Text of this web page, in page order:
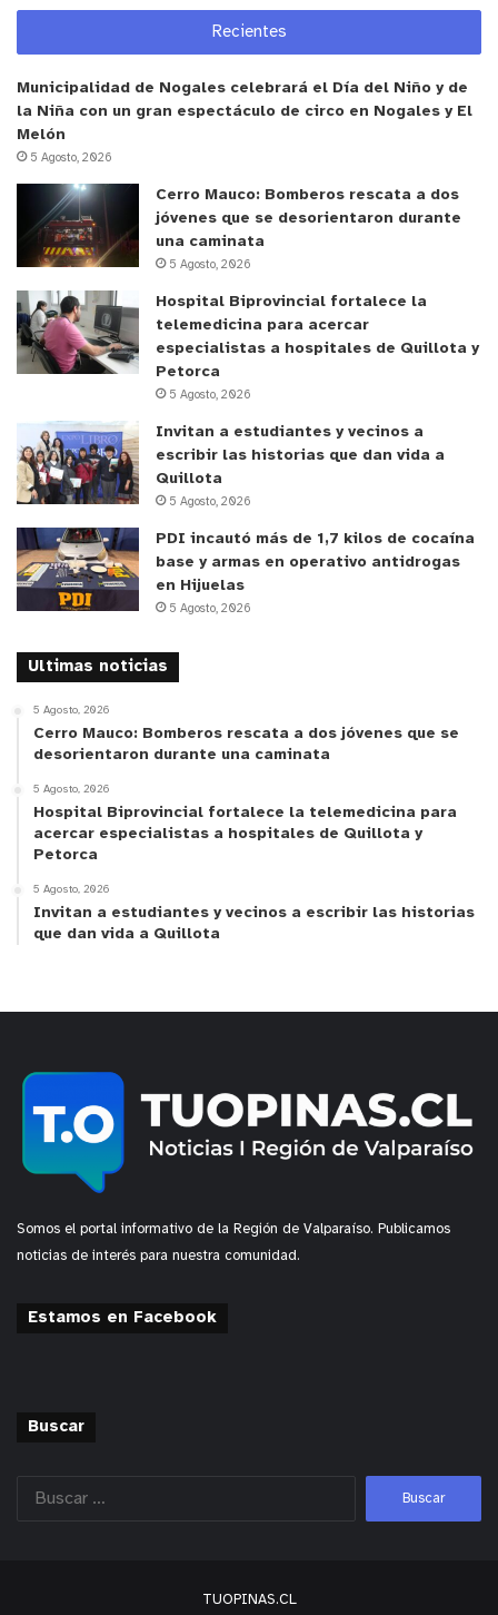
sin vida en el lugar.
https://t.co/9lLYFCCrHS
— Alerta_V_Region_OFC (@v_alerta)
y tú, ¿qué opinas?
Recientes
Municipalidad de Nogales celebrará el Día del Niño y de
la Niña con un gran espectáculo de circo en Nogales y El
Melón
5 Agosto, 2026
Cerro Mauco: Bomberos rescata a dos
jóvenes que se desorientaron durante
una caminata
5 Agosto, 2026
Hospital Biprovincial fortalece la
telemedicina para acercar
especialistas a hospitales de Quillota y
Petorca
5 Agosto, 2026
Invitan a estudiantes y vecinos a
escribir las historias que dan vida a
Quillota
5 Agosto, 2026
PDI incautó más de 1,7 kilos de cocaína
base y armas en operativo antidrogas
en Hijuelas
5 Agosto, 2026
Ultimas noticias
5 Agosto, 2026
Cerro Mauco: Bomberos rescata a dos jóvenes que se
desorientaron durante una caminata
5 Agosto, 2026
Hospital Biprovincial fortalece la telemedicina para
acercar especialistas a hospitales de Quillota y
Petorca
5 Agosto, 2026
Invitan a estudiantes y vecinos a escribir las historias
que dan vida a Quillota
Somos el portal informativo de la Región de Valparaíso. Publicamos
noticias de interés para nuestra comunidad.
Estamos en Facebook
Buscar
TUOPINAS.CL